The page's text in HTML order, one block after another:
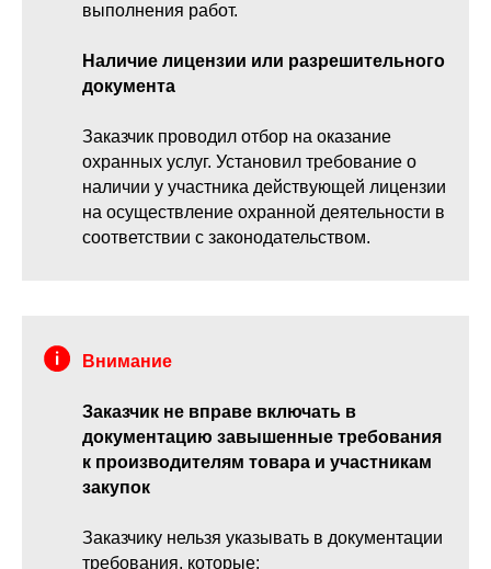
выполнения работ.
Наличие лицензии или разрешительного
документа
Заказчик проводил отбор на оказание
охранных услуг. Установил требование о
наличии у участника действующей лицензии
на осуществление охранной деятельности в
соответствии с законодательством.
Внимание
Заказчик не вправе включать в
документацию завышенные требования
к производителям товара и участникам
закупок
Заказчику нельзя указывать в документации
требования, которые: